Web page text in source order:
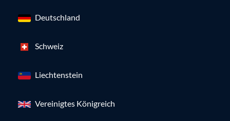
Deutschland
Schweiz
Liechtenstein
Vereinigtes Königreich